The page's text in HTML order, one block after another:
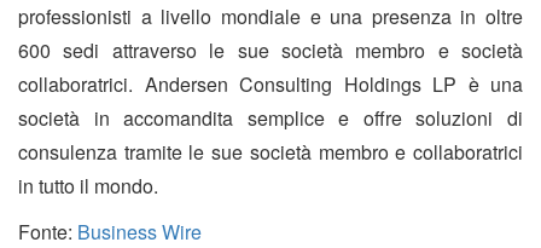
professionisti a livello mondiale e una presenza in oltre
600 sedi attraverso le sue società membro e società
collaboratrici. Andersen Consulting Holdings LP è una
società in accomandita semplice e offre soluzioni di
consulenza tramite le sue società membro e collaboratrici
in tutto il mondo.
Fonte: Business Wire